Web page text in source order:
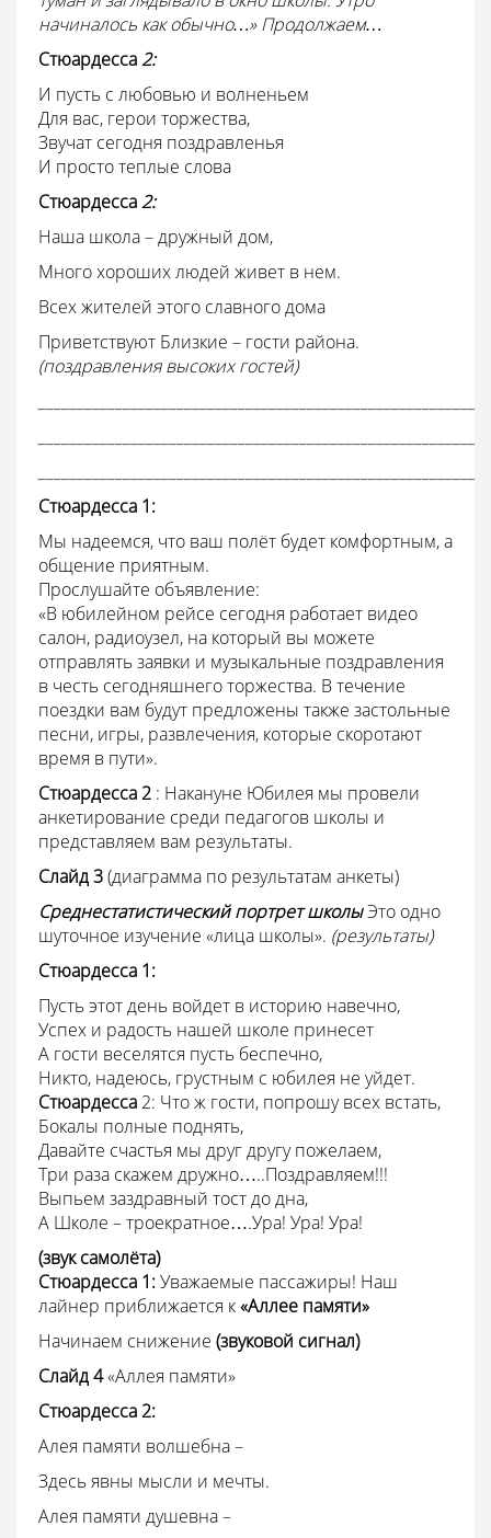
начиналось как обычно…» Продолжаем…
Стюардесса 2:
И пусть с любовью и волненьем
Для вас, герои торжества,
Звучат сегодня поздравленья
И просто теплые слова
Стюардесса 2:
Наша школа – дружный дом,
Много хороших людей живет в нем.
Всех жителей этого славного дома
Приветствуют Близкие – гости района.
(поздравления высоких гостей)
Стюардесса 1:
Мы надеемся, что ваш полёт будет комфортным, а
общение приятным.
Прослушайте объявление:
«В юбилейном рейсе сегодня работает видео
салон, радиоузел, на который вы можете
отправлять заявки и музыкальные поздравления
в честь сегодняшнего торжества. В течение
поездки вам будут предложены также застольные
песни, игры, развлечения, которые скоротают
время в пути».
Стюардесса 2 : Накануне Юбилея мы провели
анкетирование среди педагогов школы и
представляем вам результаты.
Слайд 3(диаграмма по результатам анкеты)
Среднестатистический портрет школыЭто одно
шуточное изучение «лица школы». (результаты)
Стюардесса 1:
Пусть этот день войдет в историю навечно,
Успех и радость нашей школе принесет
А гости веселятся пусть беспечно,
Никто, надеюсь, грустным с юбилея не уйдет.
Стюардесса 2: Что ж гости, попрошу всех встать,
Бокалы полные поднять,
Давайте счастья мы друг другу пожелаем,
Три раза скажем дружно…..Поздравляем!!!
Выпьем заздравный тост до дна,
А Школе – троекратное….Ура! Ура! Ура!
(звук самолёта)
Стюардесса 1:Уважаемые пассажиры! Наш
лайнер приближается к«Аллее памяти»
Начинаем снижение (звуковой сигнал)
Слайд 4«Аллея памяти»
Стюардесса2:
Алея памяти волшебна –
Здесь явны мысли и мечты.
Алея памяти душевна –